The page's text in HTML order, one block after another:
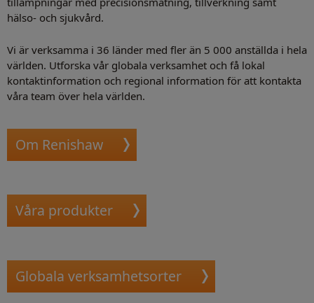
hälso- och sjukvård.
Vi är verksamma i 36 länder med fler än 5 000 anställda i hela
världen. Utforska vår globala verksamhet och få lokal
kontaktinformation och regional information för att kontakta
våra team över hela världen.
Om Renishaw
Våra produkter
Globala verksamhetsorter